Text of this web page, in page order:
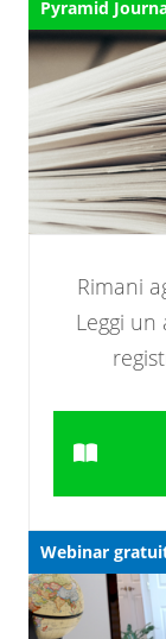
Pyramid
Rimani
Leggi
Webinar